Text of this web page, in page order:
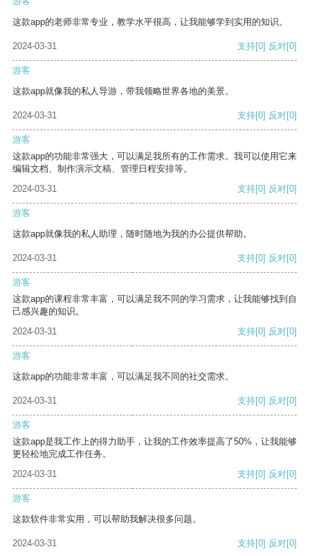
这款app的老师非常专业，教学水平很高，让我能够学到实用的知识。
2024-03-31 支持[0] 反对[0]
游客
这款app就像我的私人导游，带我领略世界各地的美景。
2024-03-31 支持[0] 反对[0]
游客
这款app的功能非常强大，可以满足我所有的工作需求。我可以使用它来
编辑文档、制作演示文稿、管理日程安排等。
2024-03-31
支持[0] 反对[0]
游客
这款app就像我的私人助理，随时随地为我的办公提供帮助。
2024-03-31 支持[0] 反对[0]
游客
这款app的课程非常丰富，可以满足我不同的学习需求，让我能够找到自
己感兴趣的知识。
2024-03-31
支持[0] 反对[0]
游客
这款app的功能非常丰富，可以满足我不同的社交需求。
2024-03-31 支持[0] 反对[0]
游客
这款app是我工作上的得力助手，让我的工作效率提高了50%，让我能够
更轻松地完成工作任务。
2024-03-31
支持[0] 反对[0]
游客
这款软件非常实用，可以帮助我解决很多问题。
2024-03-31 支持[0] 反对[0]